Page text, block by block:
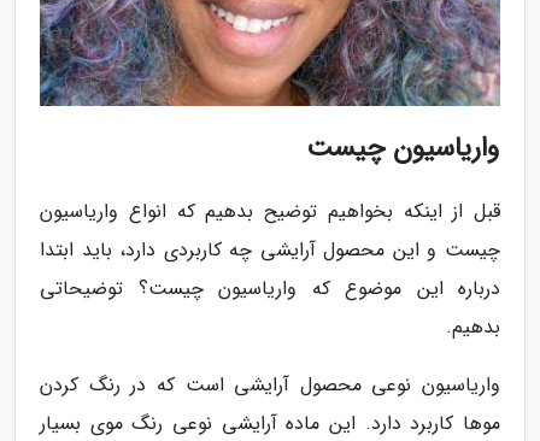
واریاسیون چیست
قبل از اینکه بخواهیم توضیح بدهیم که انواع واریاسیون
چیست و این محصول آرایشی چه کاربردی دارد، باید ابتدا
درباره این موضوع که واریاسیون چیست؟ توضیحاتی
بدهیم.
واریاسیون نوعی محصول آرایشی است که در رنگ کردن
موها کاربرد دارد. این ماده آرایشی نوعی رنگ موی بسیار